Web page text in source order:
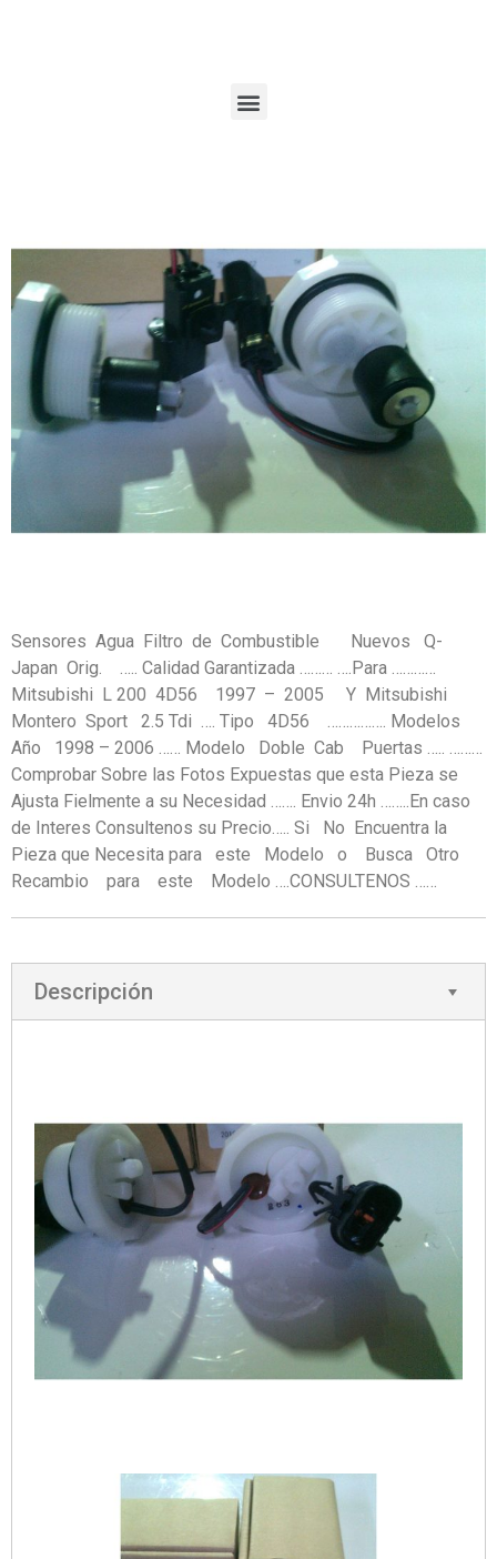
Sensores Agua Filtro de Combustible Nuevos Q-
Japan Orig. ….. Calidad Garantizada ……… ….Para …………
Mitsubishi L 200 4D56 1997 – 2005 Y Mitsubishi
Montero Sport 2.5 Tdi …. Tipo 4D56 ……………. Modelos
Año 1998 – 2006 …… Modelo Doble Cab Puertas ….. ………
Comprobar Sobre las Fotos Expuestas que esta Pieza se
Ajusta Fielmente a su Necesidad ……. Envio 24h ……..En caso
de Interes Consultenos su Precio….. Si No Encuentra la
Pieza que Necesita para este Modelo o Busca Otro
Recambio para este Modelo ….CONSULTENOS ……
Descripción